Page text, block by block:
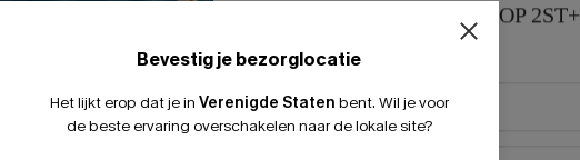
Bevestig je bezorglocatie
Het lijkt erop dat je in Verenigde Staten bent. Wil je voor
de beste ervaring overschakelen naar de lokale site?
15% KORTING OP 2ST+